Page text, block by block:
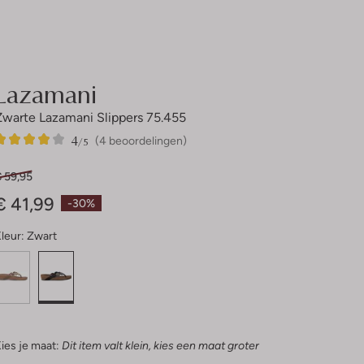
Lazamani Slippers 75.455
(4 beoordelingen)
4/5
-30%
59,95
41,99
Zwart
je maat: Dit item valt klein, kies een maat groter